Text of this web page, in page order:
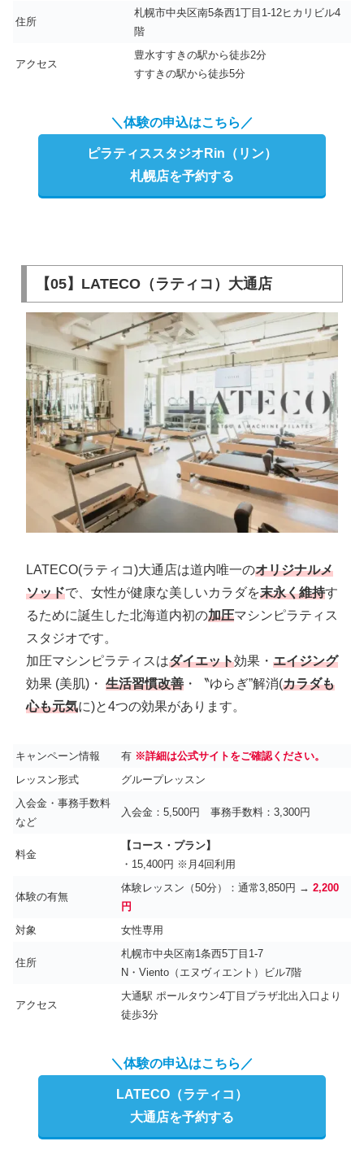
住所
札幌市中央区南5条西1丁目1-12ヒカリビル4
階
アクセス
豊水すすきの駅から徒歩2分
すすきの駅から徒歩5分
＼体験の申込はこちら／
ピラティススタジオRin（リン）
札幌店を予約する
【05】LATECO（ラティコ）大通店
LATECO(ラティコ)大通店は道内唯一のオリジナルメ
ソッドで、女性が健康な美しいカラダを末永く維持す
るために誕生した北海道内初の加圧マシンピラティス
スタジオです。
加圧マシンピラティスはダイエット効果・ エイジング
効果 (美肌)・ 生活習慣改善 ・〝ゆらぎ”解消(カラダも
心も元気に)と4つの効果があります。
キャンペーン情報 有 ※詳細は公式サイトをご確認ください。
レッスン形式
グループレッスン
入会金・事務手数料
など
入会金：5,500円 事務手数料：3,300円
料金
【コース・プラン】
・15,400円 ※月4回利用
体験の有無
体験レッスン（50分）：通常3,850円 → 2,200
円
対象
女性専用
住所
札幌市中央区南1条西5丁目1-7
N・Viento（エヌヴィエント）ビル7階
アクセス
大通駅 ポールタウン4丁目プラザ北出入口より
徒歩3分
＼体験の申込はこちら／
LATECO（ラティコ）
大通店を予約する